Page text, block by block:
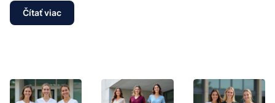
Čítať viac